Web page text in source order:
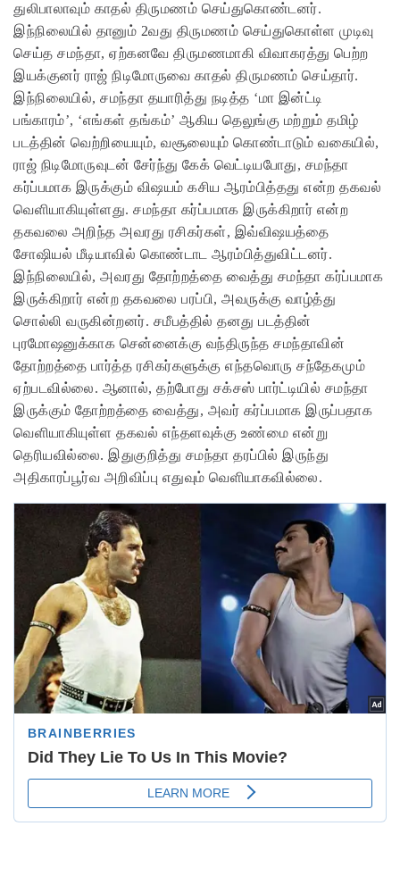
துலிபாலாவும் காதல் திருமணம் செய்துகொண்டனர்.
இந்நிலையில் தானும் 2வது திருமணம் செய்துகொள்ள முடிவு
செய்த சமந்தா, ஏற்கனவே திருமணமாகி விவாகரத்து பெற்ற
இயக்குனர் ராஜ் நிடிமோருவை காதல் திருமணம் செய்தார்.
இந்நிலையில், சமந்தா தயாரித்து நடித்த ‘மா இன்ட்டி
பங்காரம்’, ‘எங்கள் தங்கம்’ ஆகிய தெலுங்கு மற்றும் தமிழ்
படத்தின் வெற்றியையும், வசூலையும் கொண்டாடும் வகையில்,
ராஜ் நிடிமோருவுடன் சேர்ந்து கேக் வெட்டியபோது, சமந்தா
கர்ப்பமாக இருக்கும் விஷயம் கசிய ஆரம்பித்தது என்ற தகவல்
வெளியாகியுள்ளது. சமந்தா கர்ப்பமாக இருக்கிறார் என்ற
தகவலை அறிந்த அவரது ரசிகர்கள், இவ்விஷயத்தை
சோஷியல் மீடியாவில் கொண்டாட ஆரம்பித்துவிட்டனர்.
இந்நிலையில், அவரது தோற்றத்தை வைத்து சமந்தா கர்ப்பமாக
இருக்கிறார் என்ற தகவலை பரப்பி, அவருக்கு வாழ்த்து
சொல்லி வருகின்றனர். சமீபத்தில் தனது படத்தின்
புரமோஷனுக்காக சென்னைக்கு வந்திருந்த சமந்தாவின்
தோற்றத்தை பார்த்த ரசிகர்களுக்கு எந்தவொரு சந்தேகமும்
ஏற்படவில்லை. ஆனால், தற்போது சக்சஸ் பார்ட்டியில் சமந்தா
இருக்கும் தோற்றத்தை வைத்து, அவர் கர்ப்பமாக இருப்பதாக
வெளியாகியுள்ள தகவல் எந்தளவுக்கு உண்மை என்று
தெரியவில்லை. இதுகுறித்து சமந்தா தரப்பில் இருந்து
அதிகாரப்பூர்வ அறிவிப்பு எதுவும் வெளியாகவில்லை.